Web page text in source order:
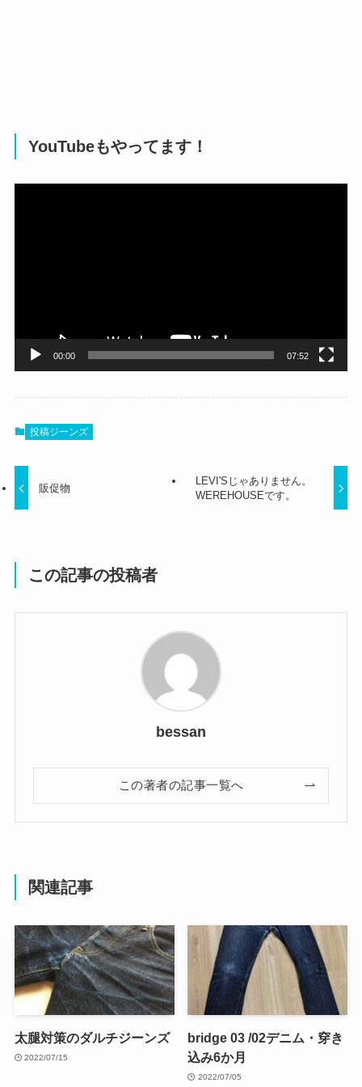
YouTubeもやってます！
00:00 07:52
投稿ジーンズ
販促物
LEVI'Sじゃありません。
WEREHOUSEです。
この記事の投稿者
bessan
この著者の記事一覧へ
関連記事
太腿対策のダルチジーンズ
2022/07/15
bridge 03 /02デニム・穿き
込み6か月
2022/07/05